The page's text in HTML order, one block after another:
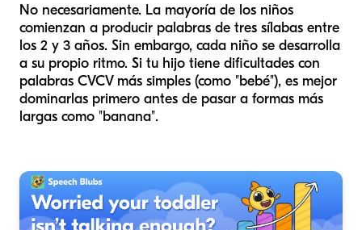
No necesariamente. La mayoría de los niños
comienzan a producir palabras de tres sílabas entre
los 2 y 3 años. Sin embargo, cada niño se desarrolla
a su propio ritmo. Si tu hijo tiene dificultades con
palabras CVCV más simples (como "bebé"), es mejor
dominarlas primero antes de pasar a formas más
largas como "banana".